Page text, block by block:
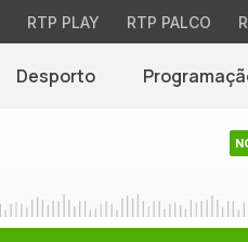
RTP PLAY RTP PALCO
Desporto